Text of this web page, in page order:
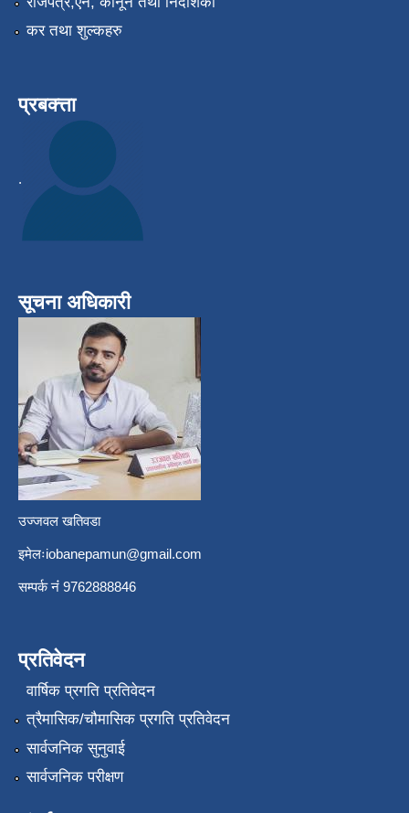
कर तथा शुल्कहरु
प्रबक्त्ता
.
सूचना अधिकारी
उज्जवल खतिवडा
इमेलःiobanepamun@gmail.com
सम्पर्क नंं 9762888846
प्रतिवेदन
वार्षिक प्रगति प्रतिवेदन
त्रैमासिक/चौमासिक प्रगति प्रतिवेदन
सार्वजनिक सुनुवाई
सार्वजनिक परीक्षण